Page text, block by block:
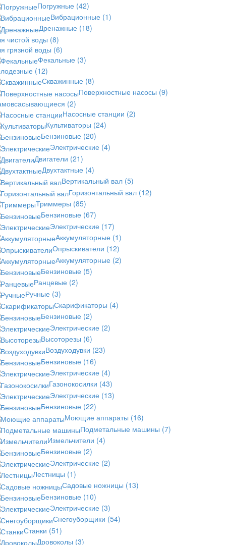
Погружные (42)
Вибрационные (1)
Дренажные (18)
чистой воды (8)
грязной воды (6)
Фекальные (3)
(12)
Скважинные (8)
Поверхностные насосы (9)
(2)
Насосные станции (2)
Культиваторы (24)
Бензиновые (20)
Электрические (4)
Двигатели (21)
Двухтактные (4)
Вертикальный вал (5)
Горизонтальный вал (12)
Триммеры (85)
Бензиновые (67)
Электрические (17)
Аккумуляторные (1)
Опрыскиватели (12)
Аккумуляторные (2)
Бензиновые (5)
Ранцевые (2)
Ручные (3)
Скарификаторы (4)
Бензиновые (2)
Электрические (2)
Высоторезы (6)
Воздуходувки (23)
Бензиновые (16)
Электрические (4)
Газонокосилки (43)
Электрические (13)
Бензиновые (22)
Моющие аппараты (16)
Подметальные машины (7)
Измельчители (4)
Бензиновые (2)
Электрические (2)
Лестницы (1)
Садовые ножницы (13)
Бензиновые (10)
Электрические (3)
Снегоуборщики (54)
Станки (51)
Дровоколы (3)